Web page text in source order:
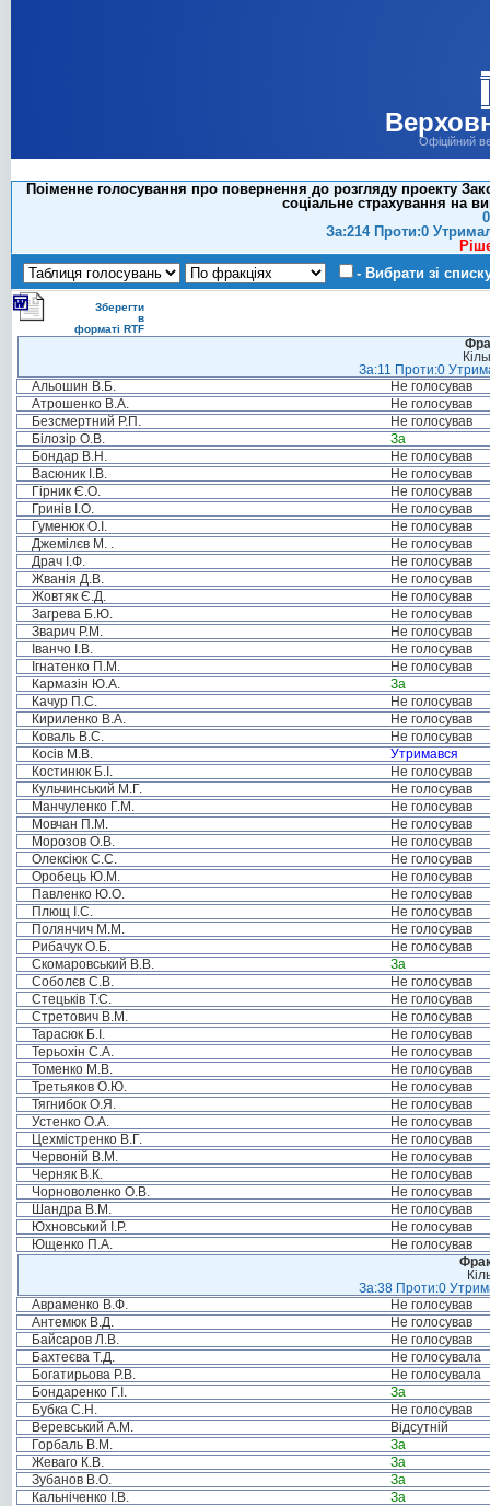
Офіційний
Поіменне голосування про повернення до розгляду проекту
соціальне страхування на
За:214 Проти:0
- Вибрати зі
Зберегти
в
форматі RTF
За:11 Проти:0
Альошин В.Б.
Не голосував
Атрошенко В.А.
Не голосував
Безсмертний Р.П.
Не голосував
Білозір О.В.
За
Бондар В.Н.
Не голосував
Васюник І.В.
Не голосував
Гірник Є.О.
Не голосував
Гринів І.О.
Не голосував
Гуменюк О.І.
Не голосував
Джемілєв М. .
Не голосував
Драч І.Ф.
Не голосував
Жванія Д.В.
Не голосував
Жовтяк Є.Д.
Не голосував
Загрева Б.Ю.
Не голосував
Зварич Р.М.
Не голосував
Іванчо І.В.
Не голосував
Ігнатенко П.М.
Не голосував
Кармазін Ю.А.
За
Качур П.С.
Не голосував
Кириленко В.А.
Не голосував
Коваль В.С.
Не голосував
Косів М.В.
Утримався
Костинюк Б.І.
Не голосував
Кульчинський М.Г.
Не голосував
Манчуленко Г.М.
Не голосував
Мовчан П.М.
Не голосував
Морозов О.В.
Не голосував
Олексіюк С.С.
Не голосував
Оробець Ю.М.
Не голосував
Павленко Ю.О.
Не голосував
Плющ І.С.
Не голосував
Полянчич М.М.
Не голосував
Рибачук О.Б.
Не голосував
Скомаровський В.В.
За
Соболєв С.В.
Не голосував
Стецьків Т.С.
Не голосував
Стретович В.М.
Не голосував
Тарасюк Б.І.
Не голосував
Терьохін С.А.
Не голосував
Томенко М.В.
Не голосував
Третьяков О.Ю.
Не голосував
Тягнибок О.Я.
Не голосував
Устенко О.А.
Не голосував
Цехмістренко В.Г.
Не голосував
Червоній В.М.
Не голосував
Черняк В.К.
Не голосував
Чорноволенко О.В.
Не голосував
Шандра В.М.
Не голосував
Юхновський І.Р.
Не голосував
Ющенко П.А.
Не голосував
За:38 Проти:0
Авраменко В.Ф.
Не голосував
Антемюк В.Д.
Не голосував
Байсаров Л.В.
Не голосував
Бахтеєва Т.Д.
Не голосувала
Богатирьова Р.В.
Не голосувала
Бондаренко Г.І.
За
Бубка С.Н.
Не голосував
Веревський А.М.
Відсутній
Горбаль В.М.
За
Жеваго К.В.
За
Зубанов В.О.
За
Кальніченко І.В.
За